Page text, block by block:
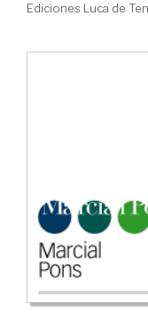
Ediciones Luca de